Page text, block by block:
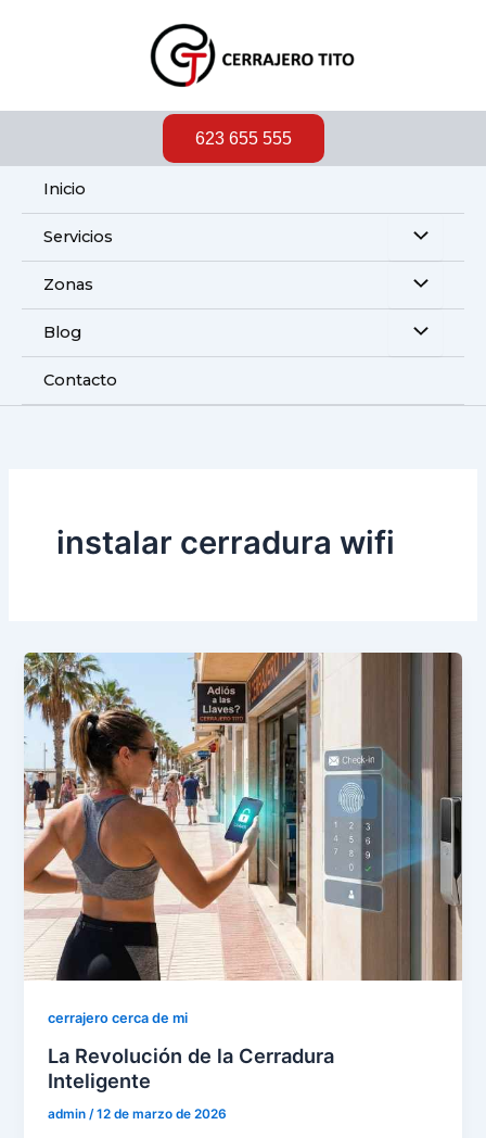
623 655 555
Inicio
Servicios
Zonas
Blog
Contacto
instalar cerradura wifi
cerrajero cerca de mi
La Revolución de la Cerradura
Inteligente
admin /12 de marzo de 2026